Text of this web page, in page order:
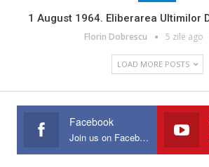
1 August 1964. Eliberarea Ultimilor
Florin Dobrescu 5 zile ago
LOAD MORE POSTS
Facebook
Join us on Facebook